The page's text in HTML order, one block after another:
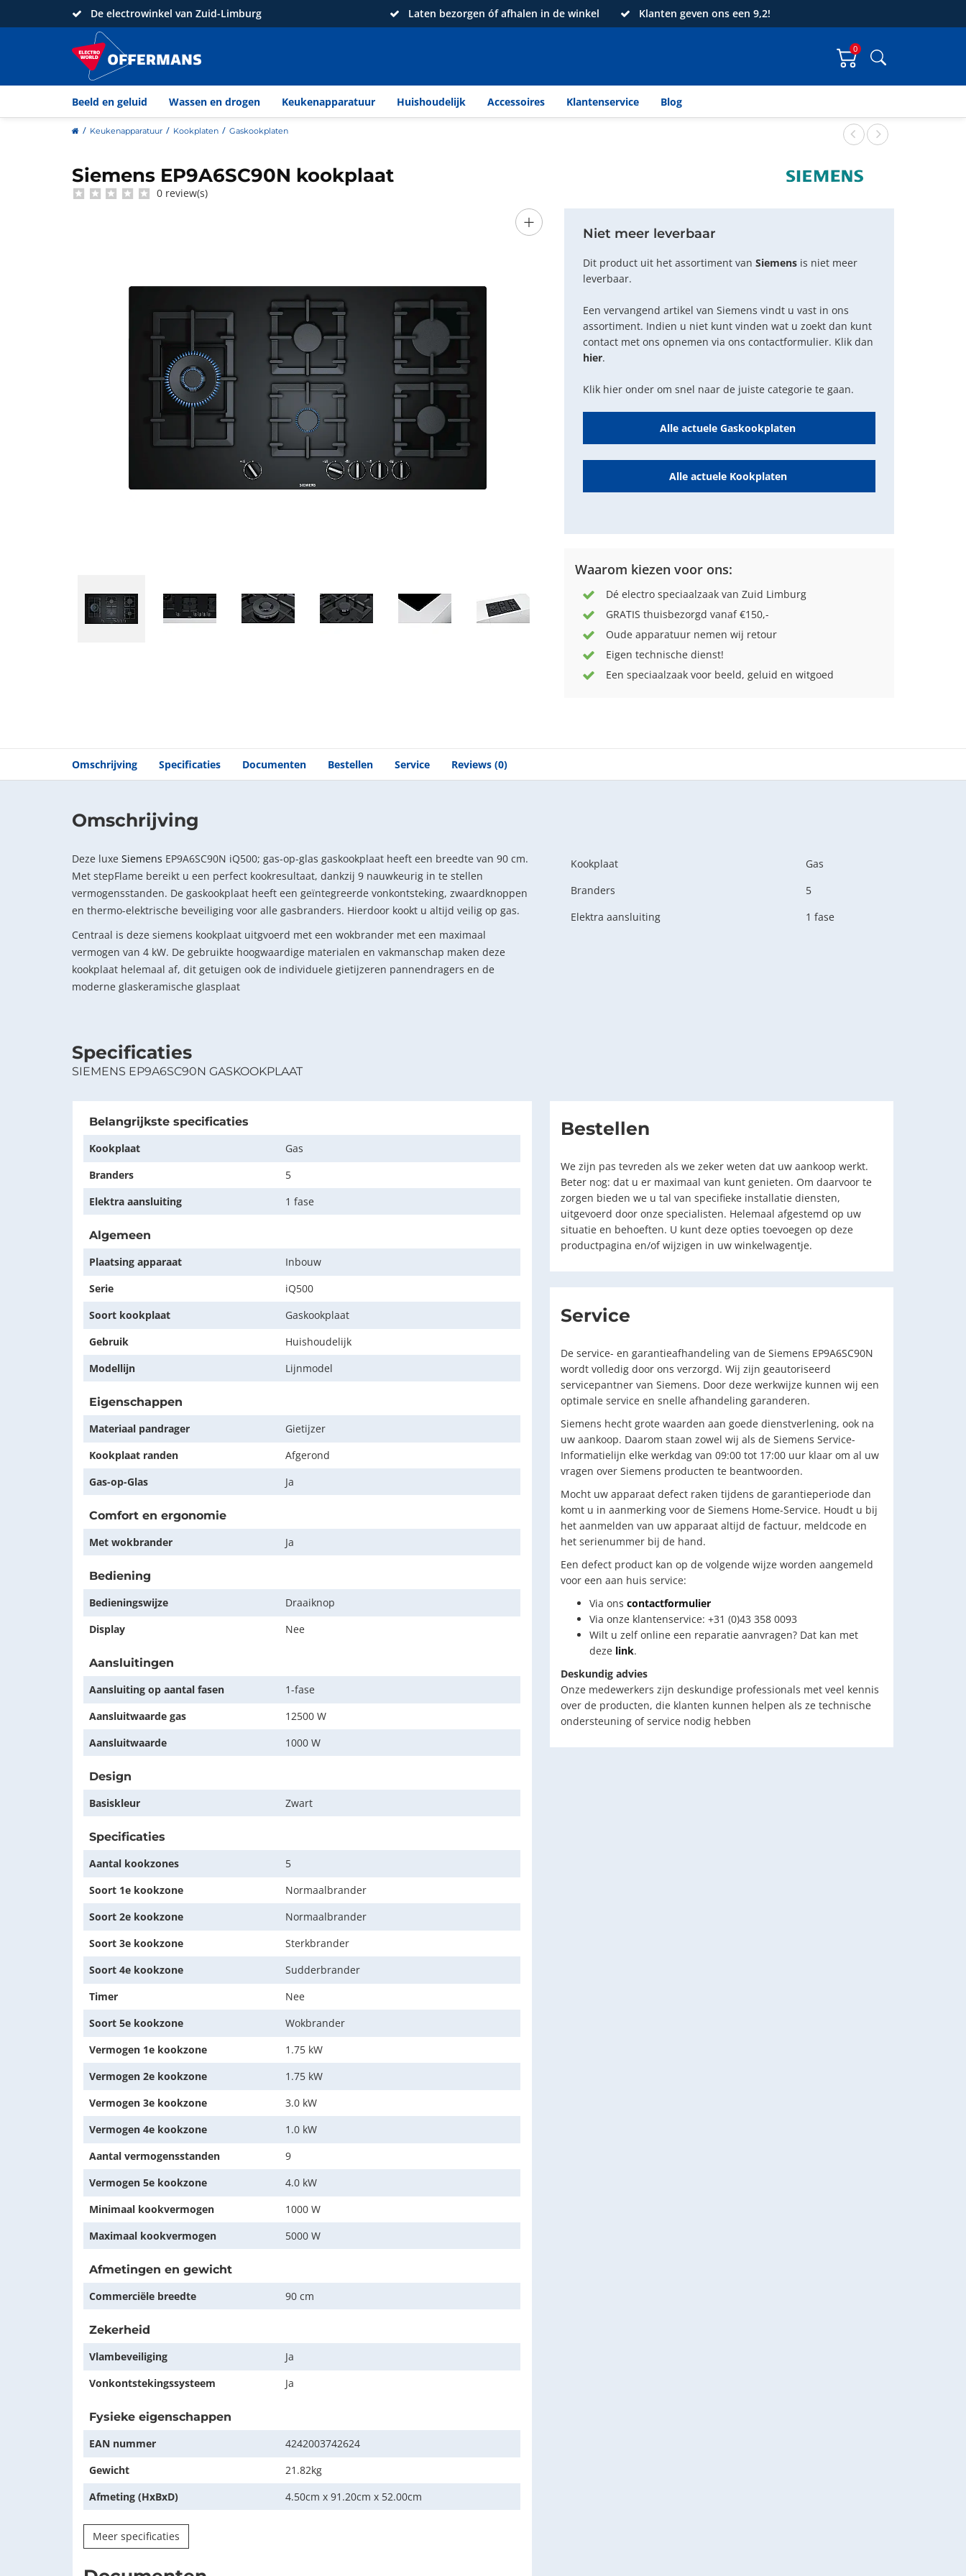
De electrowinkel van Zuid-Limburg Laten bezorgen óf afhalen in de winkel Klanten geven ons een 9,2!
0
Beeld en geluid Wassen en drogen Keukenapparatuur Huishoudelijk Accessoires Klantenservice Blog
homeKeukenapparatuur Kookplaten Gaskookplaten
Siemens
Siemens EP9A6SC90N kookplaat
0 review(s)
+ Niet meer leverbaar
Dit product uit het assortiment van Siemensis niet meer
leverbaar.
Een vervangend artikel van Siemens vindt u vast in ons
assortiment. Indien u niet kunt vinden wat u zoekt dan kunt
contact met ons opnemen via ons contactformulier. Klik dan
hier.
Klik hier onder om snel naar de juiste categorie te gaan.
Alle actuele Gaskookplaten
Alle actuele Kookplaten
Waarom kiezen voor ons:
Dé electro speciaalzaak van Zuid Limburg
GRATIS thuisbezorgd vanaf €150,-
Oude apparatuur nemen wij retour
Eigen technische dienst!
Een speciaalzaak voor beeld, geluid en witgoed
Omschrijving Specificaties Documenten Bestellen Service Reviews (0)
Omschrijving
Deze luxe Siemens EP9A6SC90N iQ500; gas-op-glas gaskookplaat heeft een breedte van 90 cm.
Met stepFlame bereikt u een perfect kookresultaat, dankzij 9 nauwkeurig in te stellen
vermogensstanden. De gaskookplaat heeft een geïntegreerde vonkontsteking, zwaardknoppen
en thermo-elektrische beveiliging voor alle gasbranders. Hierdoor kookt u altijd veilig op gas.
Centraal is deze siemens kookplaat uitgvoerd met een wokbrander met een maximaal
vermogen van 4 kW. De gebruikte hoogwaardige materialen en vakmanschap maken deze
kookplaat helemaal af, dit getuigen ook de individuele gietijzeren pannendragers en de
moderne glaskeramische glasplaat
Kookplaat
Gas
Branders
5
Elektra aansluiting
1 fase
Specificaties
SIEMENS EP9A6SC90N GASKOOKPLAAT
Belangrijkste specificaties
Kookplaat
Gas
Branders
5
Elektra aansluiting
1 fase
Algemeen
Plaatsing apparaat
Inbouw
Serie
iQ500
Soort kookplaat
Gaskookplaat
Gebruik
Huishoudelijk
Modellijn
Lijnmodel
Eigenschappen
Materiaal pandrager
Gietijzer
Kookplaat randen
Afgerond
Gas-op-Glas
Ja
Comfort en ergonomie
Met wokbrander
Ja
Bediening
Bedieningswijze
Draaiknop
Display
Nee
Aansluitingen
Aansluiting op aantal fasen
1-fase
Aansluitwaarde gas
12500 W
Aansluitwaarde
1000 W
Design
Basiskleur
Zwart
Specificaties
Aantal kookzones
5
Soort 1e kookzone
Normaalbrander
Soort 2e kookzone
Normaalbrander
Soort 3e kookzone
Sterkbrander
Soort 4e kookzone
Sudderbrander
Timer
Nee
Soort 5e kookzone
Wokbrander
Vermogen 1e kookzone
1.75 kW
Vermogen 2e kookzone
1.75 kW
Vermogen 3e kookzone
3.0 kW
Vermogen 4e kookzone
1.0 kW
Aantal vermogensstanden
9
Vermogen 5e kookzone
4.0 kW
Minimaal kookvermogen
1000 W
Maximaal kookvermogen
5000 W
Afmetingen en gewicht
Commerciële breedte
90 cm
Zekerheid
Vlambeveiliging
Ja
Vonkontstekingssysteem
Ja
Fysieke eigenschappen
EAN nummer
4242003742624
Gewicht
21.82kg
Afmeting (HxBxD)
4.50cm x 91.20cm x 52.00cm
Meer specificaties
Bestellen
We zijn pas tevreden als we zeker weten dat uw aankoop werkt.
Beter nog: dat u er maximaal van kunt genieten. Om daarvoor te
zorgen bieden we u tal van specifieke installatie diensten,
uitgevoerd door onze specialisten. Helemaal afgestemd op uw
situatie en behoeften. U kunt deze opties toevoegen op deze
productpagina en/of wijzigen in uw winkelwagentje.
Service
De service- en garantieafhandeling van de Siemens EP9A6SC90N
wordt volledig door ons verzorgd. Wij zijn geautoriseerd
servicepantner van Siemens. Door deze werkwijze kunnen wij een
optimale service en snelle afhandeling garanderen.
Siemens hecht grote waarden aan goede dienstverlening, ook na
uw aankoop. Daarom staan zowel wij als de Siemens Service-
Informatielijn elke werkdag van 09:00 tot 17:00 uur klaar om al uw
vragen over Siemens producten te beantwoorden.
Mocht uw apparaat defect raken tijdens de garantieperiode dan
komt u in aanmerking voor de Siemens Home-Service. Houdt u bij
het aanmelden van uw apparaat altijd de factuur, meldcode en
het serienummer bij de hand.
Een defect product kan op de volgende wijze worden aangemeld
voor een aan huis service:
Via ons contactformulier
Via onze klantenservice: +31 (0)43 358 0093
Wilt u zelf online een reparatie aanvragen? Dat kan met
deze link.
Deskundig advies
Onze medewerkers zijn deskundige professionals met veel kennis
over de producten, die klanten kunnen helpen als ze technische
ondersteuning of service nodig hebben